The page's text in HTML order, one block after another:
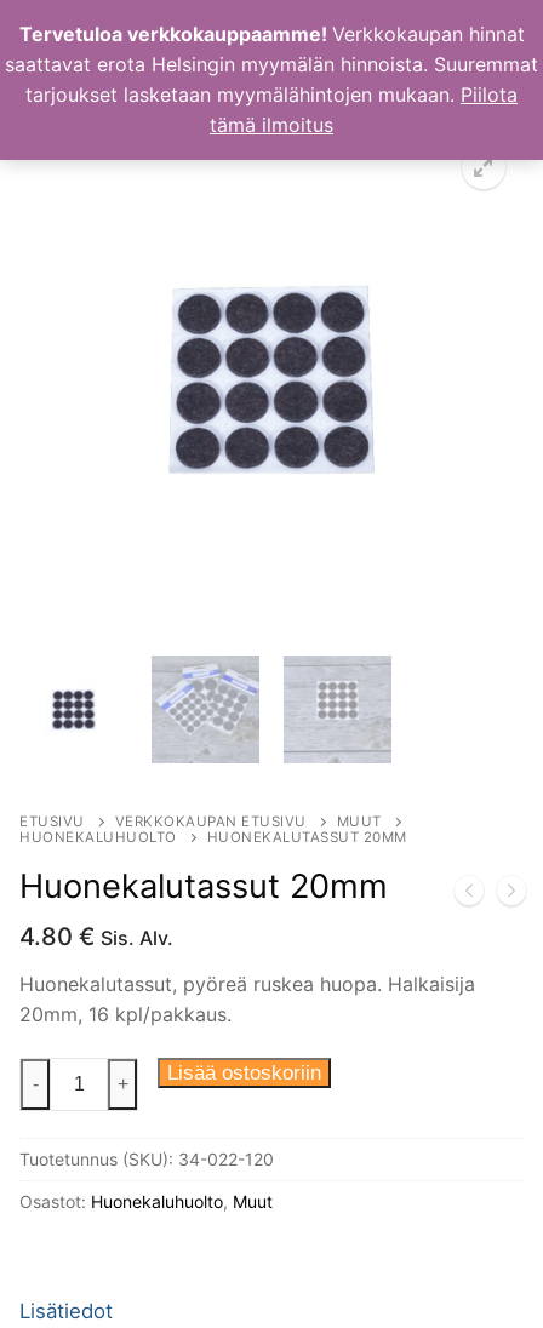
sisältöön
ETUSIVU VERKKOKAUPAN ETUSIVU
MUUT
HUONEKALUHUOLTO
HUONEKALUTASSUT 20MM
Huonekalutassut 20mm
4.80 € Sis. Alv.
Huonekalutassut, pyöreä ruskea huopa. Halkaisija
20mm, 16 kpl/pakkaus.
Huonekalutassut
- + Lisää ostoskoriin
Tuotetunnus (SKU): 34-022-120
Osastot: Huonekaluhuolto, Muut
Lisätiedot
Tervetuloa verkkokauppaamme! Verkkokaupan hinnat
saattavat erota Helsingin myymälän hinnoista. Suuremmat
tarjoukset lasketaan myymälähintojen mukaan. Piilota
tämä ilmoitus